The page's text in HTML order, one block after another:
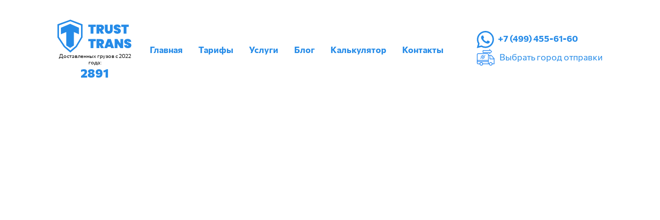
Доставленных грузов с 2022
года:
2891
Главная Тарифы Услуги Блог Калькулятор Контакты
+7 (499) 455-61-60
Выбрать город отправки